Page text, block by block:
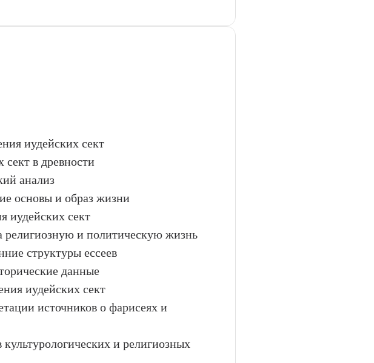
иудейских сект
в древности
анализ
основы и образ жизни
иудейских сект
религиозную и политическую жизнь
структуры ессеев
данные
иудейских сект
источников о фарисеях и
и религиозных